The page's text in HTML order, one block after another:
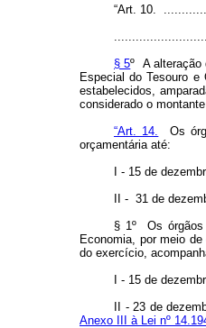
“Art. 10.
§ 5º A
Especial do Tesouro
estabelecidos,
considerado o
“Art. 14. Os
orçamentária até:
I - 15 de
II - 31 de
§ 1º Os órgãos
Economia, por meio
do exercício,
I - 15 de
II - 23 de
Anexo III à Lei nº